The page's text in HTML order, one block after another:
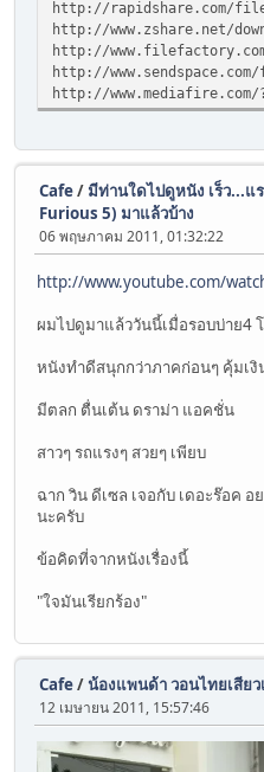
http://rapidshare.com/
http://www.zshare.net/
http://
http://
http://www.mediafire.com/
Cafe/ มีท่านใดไปดูหนัง เร็ว...แ
Furious 5) มาแล้วบ้าง
06 พฤษภาคม 2011, 01:32:22
http://www.youtube.com/
ผมไปดูมาแล้ววันนี้เมื่อรอบบ่าย4
หนังทำดีสนุกกว่าภาคก่อนๆ คุ้มเงิ
มีตลก ตื่นเต้น ดราม่า แอคชั่น
สาวๆ รถแรงๆ สวยๆ เพียบ
ฉาก วิน ดีเซล เจอกับ เดอะร๊อค
นะครับ
ข้อคิดที่จากหนังเรื่องนี้
"ใจมันเรียกร้อง"
Cafe/น้องแพนด้า วอนไทยเสีย
12 เมษายน 2011, 15:57:46